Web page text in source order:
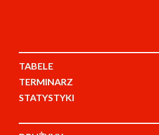
TABELE
TERMINARZ
STATYSTYKI